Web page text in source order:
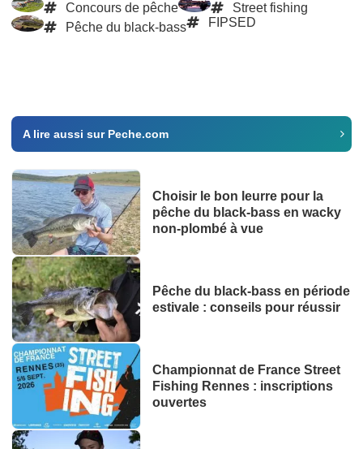
Concours de pêche
Street fishing
Pêche du black-bass
FIPSED
A lire aussi sur Peche.com
Choisir le bon leurre pour la
pêche du black-bass en wacky
non-plombé à vue
Pêche du black-bass en période
estivale : conseils pour réussir
Championnat de France Street
Fishing Rennes : inscriptions
ouvertes